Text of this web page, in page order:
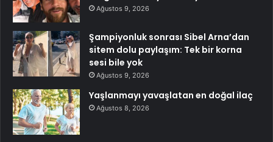
Ağustos 9, 2026
Şampiyonluk sonrası Sibel Arna’dan
sitem dolu paylaşım: Tek bir korna
sesi bile yok
Ağustos 9, 2026
Yaşlanmayı yavaşlatan en doğal ilaç
Ağustos 8, 2026